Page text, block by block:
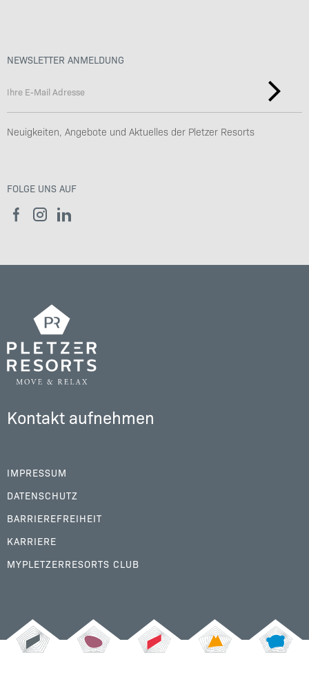
NEWSLETTER ANMELDUNG
Neuigkeiten, Angebote und Aktuelles der Pletzer Resorts
FOLGE UNS AUF
Kontakt aufnehmen
IMPRESSUM
DATENSCHUTZ
BARRIEREFREIHEIT
KARRIERE
MYPLETZERRESORTS CLUB